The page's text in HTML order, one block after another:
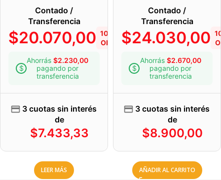
Contado /
Transferencia
$20.070,00 10%
OFF
Ahorrás $2.230,00
pagando por
transferencia
3 cuotas sin interés
de
$7.433,33
LEER MÁS
Contado /
Transferencia
$24.030,00
Ahorrás $2.670,00
pagando por
transferencia
3 cuotas sin interés
de
$8.900,00
AÑADIR AL CARRITO